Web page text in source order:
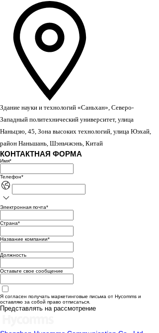
Здание науки и технологий «Саньхан», Северо-
Западный политехнический университет, улица
Наньцзю, 45, Зона высоких технологий, улица Юэхай,
район Наньшань, Шэньчжэнь, Китай
КОНТАКТНАЯ ФОРМА
Имя*
Телефон*
Электронная почта*
Страна*
Название компании*
Должность
Оставьте свое сообщение
Я согласен получать маркетинговые письма от Hycomms и
оставляю за собой право отписаться.
Представлять на рассмотрение